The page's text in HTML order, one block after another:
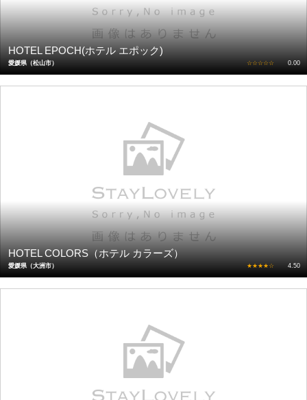
HOTEL EPOCH(ホテル エポック)
愛媛県（松山市） ☆☆☆☆☆ 0.00
HOTEL COLORS（ホテル カラーズ）
愛媛県（大洲市） ★★★★☆ 4.50